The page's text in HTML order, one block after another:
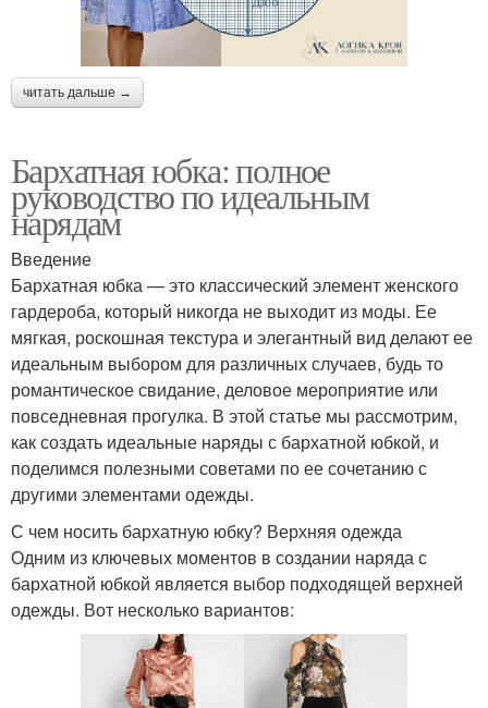
читать дальше →
Бархатная юбка: полное
руководство по идеальным
нарядам
Введение
Бархатная юбка — это классический элемент женского
гардероба, который никогда не выходит из моды. Ее
мягкая, роскошная текстура и элегантный вид делают ее
идеальным выбором для различных случаев, будь то
романтическое свидание, деловое мероприятие или
повседневная прогулка. В этой статье мы рассмотрим,
как создать идеальные наряды с бархатной юбкой, и
поделимся полезными советами по ее сочетанию с
другими элементами одежды.
С чем носить бархатную юбку? Верхняя одежда
Одним из ключевых моментов в создании наряда с
бархатной юбкой является выбор подходящей верхней
одежды. Вот несколько вариантов: